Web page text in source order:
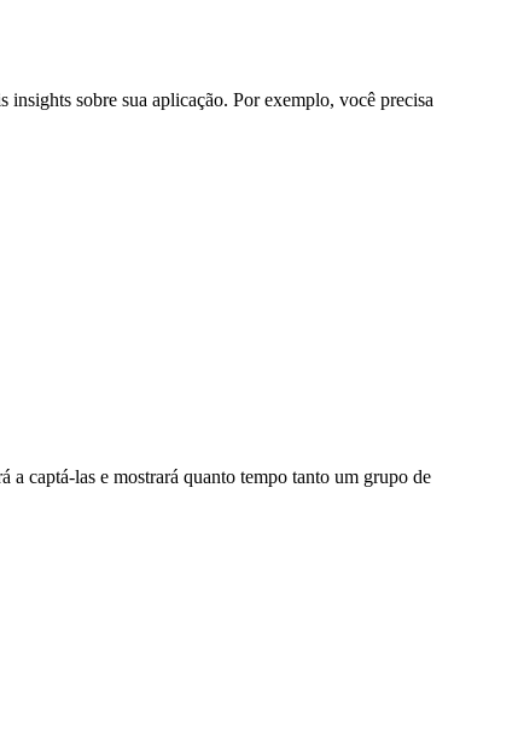
sobre sua aplicação. Por exemplo, você precisa
a captá-las e mostrará quanto tempo tanto um grupo de